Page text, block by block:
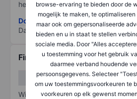
browse-ervaring te bieden door de
mogelijk te maken, te
maar ook om gepersonaliseerde
bieden en u in staat te stellen
sociale media. Door "Alles
u toestemming voor het gebruik
daarmee verband houdende
persoonsgegevens. Selecteer
om uw toestemmingsvoorkeuren te
voorkeuren op elk gewenst
het grootste risico).
Download de ESG-
Data provided by
/
Financiële gegevens
Winst/verlies